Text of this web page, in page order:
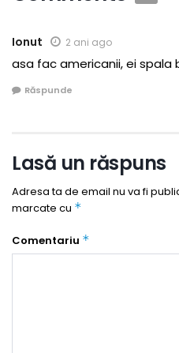
Ionut 2 ani ago
asa fac americanii, ei spala
Răspunde
Lasă un răspuns
Adresa ta de email nu va fi
marcate cu *
Comentariu *